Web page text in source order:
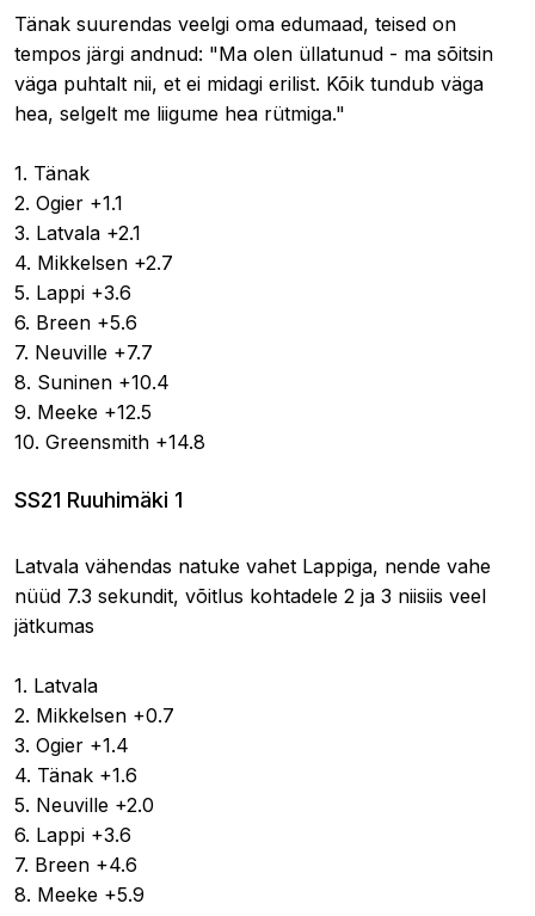
Tänak suurendas veelgi oma edumaad, teised on
tempos järgi andnud: "Ma olen üllatunud - ma sõitsin
väga puhtalt nii, et ei midagi erilist. Kõik tundub väga
hea, selgelt me liigume hea rütmiga."
1. Tänak
2. Ogier +1.1
3. Latvala +2.1
4. Mikkelsen +2.7
5. Lappi +3.6
6. Breen +5.6
7. Neuville +7.7
8. Suninen +10.4
9. Meeke +12.5
10. Greensmith +14.8
SS21 Ruuhimäki 1
Latvala vähendas natuke vahet Lappiga, nende vahe
nüüd 7.3 sekundit, võitlus kohtadele 2 ja 3 niisiis veel
jätkumas
1. Latvala
2. Mikkelsen +0.7
3. Ogier +1.4
4. Tänak +1.6
5. Neuville +2.0
6. Lappi +3.6
7. Breen +4.6
8. Meeke +5.9